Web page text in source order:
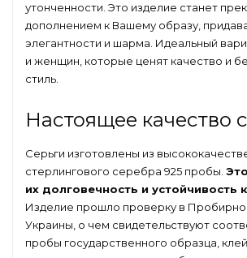
утонченности. Это изделие станет
дополнением к Вашему образу,
элегантности и шарма. Идеальный
и женщин, которые ценят качество и
стиль.
Настоящее качество
Серьги изготовлены из
стерлингового серебра 925 пробы.
их долговечность и устойчивость
Изделие прошло проверку в
Украины, о чем свидетельствуют
пробы государственного образца,